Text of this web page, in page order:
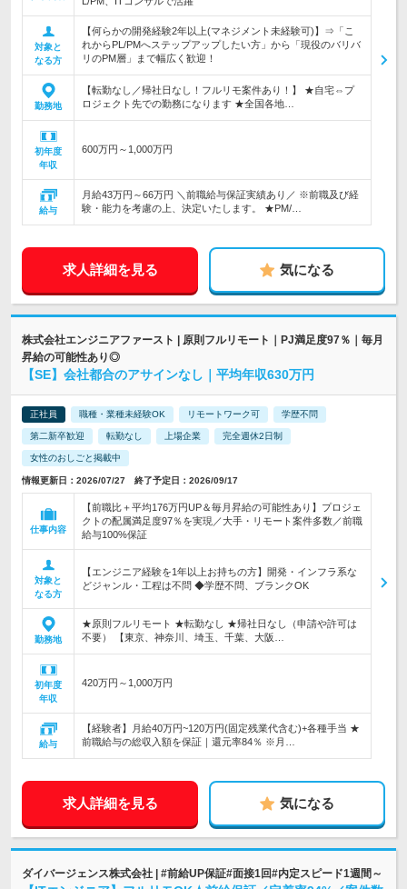
対象と
なる方
【何らかの開発経験2年以上(マネジメント未経験可)】⇒「こ
れからPL/PMへステップアップしたい方」から「現役のバリバ
リのPM層」まで幅広く歓迎！
勤務地
【転勤なし／帰社日なし！フルリモ案件あり！】 ★自宅⇔プ
ロジェクト先での勤務になります ★全国各地…
初年度
年収
600万円～1,000万円
給与
月給43万円～66万円 ＼前職給与保証実績あり／ ※前職及び経
験・能力を考慮の上、決定いたします。 ★PM/…
求人詳細を見る 気になる
株式会社エンジニアファースト | 原則フルリモート｜PJ満足度97％｜毎月
昇給の可能性あり◎
【SE】会社都合のアサインなし｜平均年収630万円
正社員 職種・業種未経験OK リモートワーク可 学歴不問
第二新卒歓迎 転勤なし 上場企業 完全週休2日制
女性のおしごと掲載中
情報更新日：2026/07/27 終了予定日：2026/09/17
仕事内容
【前職比＋平均176万円UP＆毎月昇給の可能性あり】プロジェ
クトの配属満足度97％を実現／大手・リモート案件多数／前職
給与100%保証
対象と
なる方
【エンジニア経験を1年以上お持ちの方】開発・インフラ系な
どジャンル・工程は不問 ◆学歴不問、ブランクOK
勤務地
★原則フルリモート ★転勤なし ★帰社日なし（申請や許可は
不要） 【東京、神奈川、埼玉、千葉、大阪…
初年度
年収
420万円～1,000万円
給与
【経験者】月給40万円~120万円(固定残業代含む)+各種手当 ★
前職給与の総収入額を保証｜還元率84％ ※月…
求人詳細を見る 気になる
ダイバージェンス株式会社 | #前給UP保証#面接1回#内定スピード1週間～